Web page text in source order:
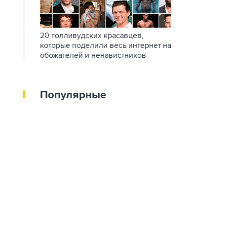
20 голливудских красавцев,
которые поделили весь интернет на
обожателей и ненавистников
Популярные